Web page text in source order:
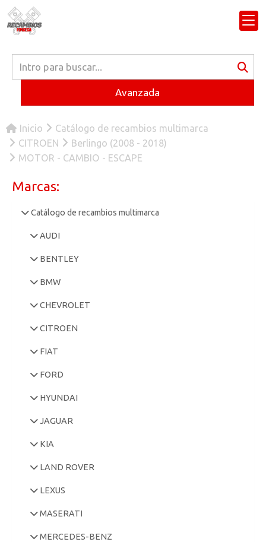
Avanzada
Inicio
Catálogo de recambios multimarca
CITROEN
Berlingo (2008 - 2018)
MOTOR - CAMBIO - ESCAPE
Marcas:
Catálogo de recambios multimarca
AUDI
BENTLEY
BMW
CHEVROLET
CITROEN
FIAT
FORD
HYUNDAI
JAGUAR
KIA
LAND ROVER
LEXUS
MASERATI
MERCEDES-BENZ